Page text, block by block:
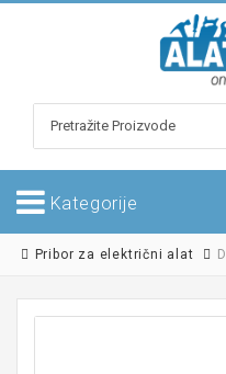
Kategorije
Pribor za električni alat